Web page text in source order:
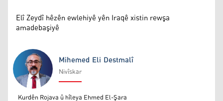
Elî Zeydî hêzên ewlehiyê yên Iraqê xistin rewşa
amadebaşiyê
Mihemed Eli Destmalî
Mihemed Eli Destmalî
Nivîskar
Kurdên Rojava û hîleya Ehmed El-Şara